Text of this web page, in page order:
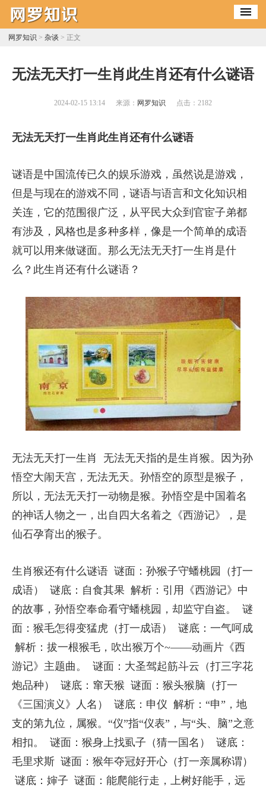
网罗知识 > 杂谈 > 正文
​无法无天打一生肖此生肖还有什么谜语
2024-02-15 13:14 来源： 网罗知识 点击： 2182
无法无天打一生肖此生肖还有什么谜语
谜语是中国流传已久的娱乐游戏，虽然说是游戏，
但是与现在的游戏不同，谜语与语言和文化知识相
关连，它的范围很广泛，从平民大众到官宦子弟都
有涉及，风格也是多种多样，像是一个简单的成语
就可以用来做谜面。那么无法无天打一生肖是什
么？此生肖还有什么谜语？
无法无天打一生肖 无法无天指的是生肖猴。因为孙
悟空大闹天宫，无法无天。孙悟空的原型是猴子，
所以，无法无天打一动物是猴。孙悟空是中国着名
的神话人物之一，出自四大名着之《西游记》，是
仙石孕育出的猴子。
生肖猴还有什么谜语 谜面：孙猴子守蟠桃园（打一
成语） 谜底：自食其果 解析：引用《西游记》中
的故事，孙悟空奉命看守蟠桃园，却监守自盗。 谜
面：猴毛怎得变猛虎（打一成语） 谜底：一气呵成
解析：拔一根猴毛，吹出猴万个~——动画片《西
游记》主题曲。 谜面：大圣驾起筋斗云（打三字花
炮品种） 谜底：窜天猴 谜面：猴头猴脑（打一
《三国演义》人名） 谜底：申仪 解析：“申”，地
支的第九位，属猴。“仪”指“仪表”，与“头、脑”之意
相扣。 谜面：猴身上找虱子（猜一国名） 谜底：
毛里求斯 谜面：猴年夺冠好开心（打一亲属称谓）
谜底：婶子 谜面：能爬能行走，上树好能手，远